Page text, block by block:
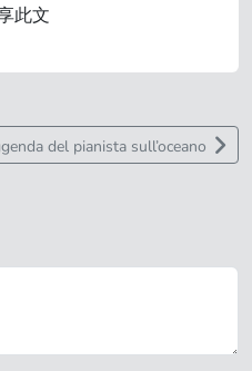
此文
del pianista sull’oceano